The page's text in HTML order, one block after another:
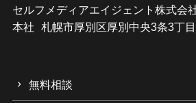
セルフメディアエイジェント株式会
本社 札幌市厚別区厚別中央3条3丁
無料相談